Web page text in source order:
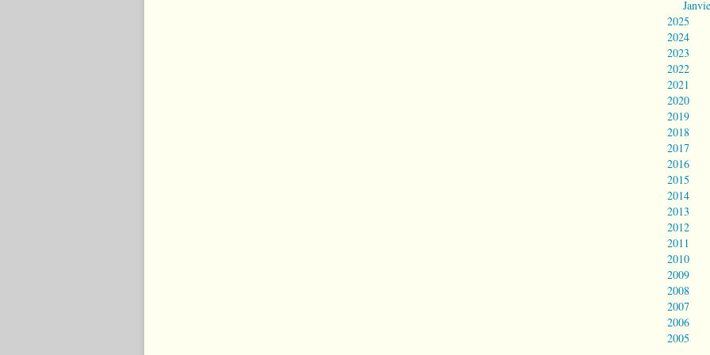
2025
2024
2023
2022
2021
2020
2019
2018
2017
2016
2015
2014
2013
2012
2011
2010
2009
2008
2007
2006
2005